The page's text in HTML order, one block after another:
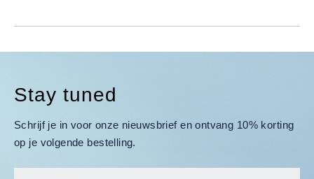
Stay tuned
Schrijf je in voor onze nieuwsbrief en ontvang 10% korting
op je volgende bestelling.